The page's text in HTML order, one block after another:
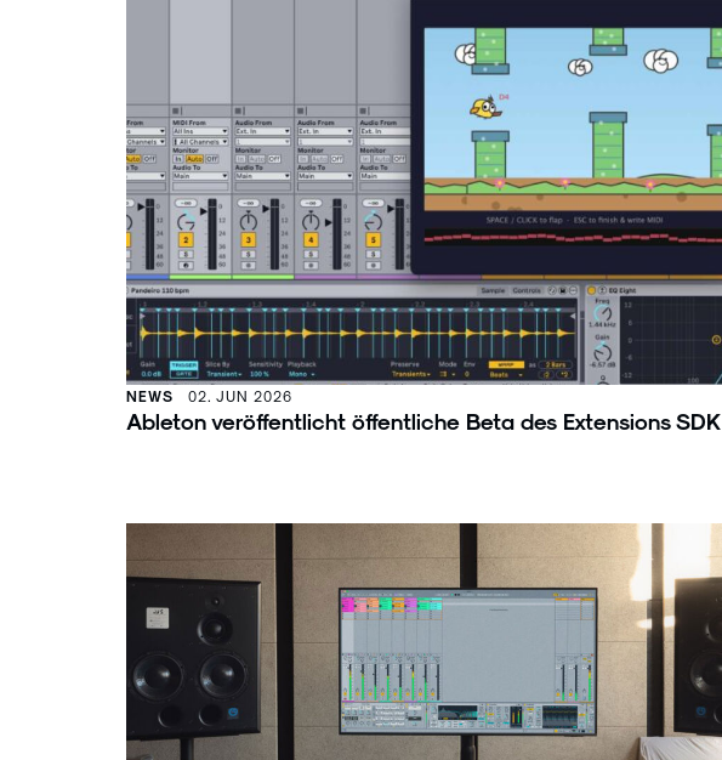
NEWS 02. JUN 2026
Ableton veröffentlicht öffentliche Beta des Extensions SDK